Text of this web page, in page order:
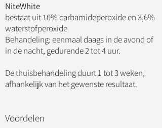
NiteWhite
bestaat uit 10% carbamideperoxide en 3,6%
waterstofperoxide
Behandeling: eenmaal daags in de avond of
in de nacht, gedurende 2 tot 4 uur.
De thuisbehandeling duurt 1 tot 3 weken,
afhankelijk van het gewenste resultaat.
Voordelen